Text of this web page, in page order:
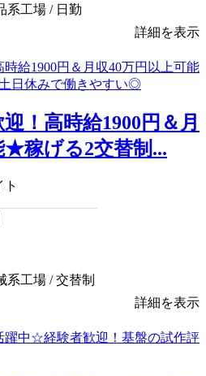
系工場 / 日勤
詳細を表示
！高時給1900円＆月
★稼げる2交替制...
系工場 / 交替制
詳細を表示